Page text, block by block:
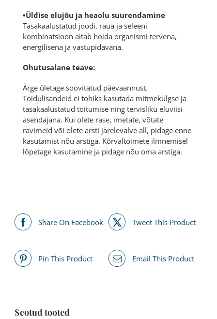
•Üldise elujõu ja heaolu suurendamine
Tasakaalustatud joodi, raua ja seleeni
kombinatsioon aitab hoida organismi tervena,
energilisena ja vastupidavana.
Ohutusalane teave:
Ärge ületage soovitatud päevaannust.
Toidulisandeid ei tohiks kasutada mitmekülgse ja
tasakaalustatud toitumise ning tervisliku eluviisi
asendajana. Kui olete rase, imetate, võtate
ravimeid või olete arsti järelevalve all, pidage enne
kasutamist nõu arstiga. Kõrvaltoimete ilmnemisel
lõpetage kasutamine ja pidage nõu oma arstiga.
Share On Facebook Tweet This Product
Pin This Product Email This Product
Seotud tooted